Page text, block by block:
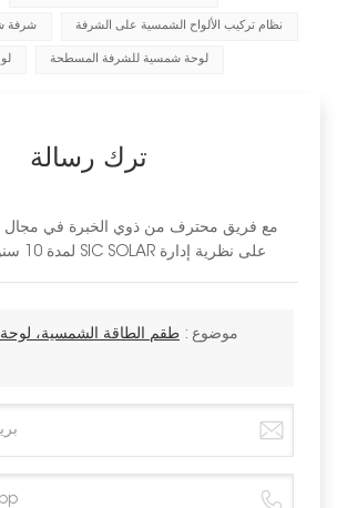
شرفة نظام تركيب الألواح الشمسية على الشرفة
لوحة شمسية للشرفة المسطحة
ترك رسالة
مع فريق محترف من ذوي الخبرة في مجال
لمدة 10 سنوات، تصر شركة SIC SOLAR على نظرية إدارة
موضوع : طقم الطاقة الشمسية،